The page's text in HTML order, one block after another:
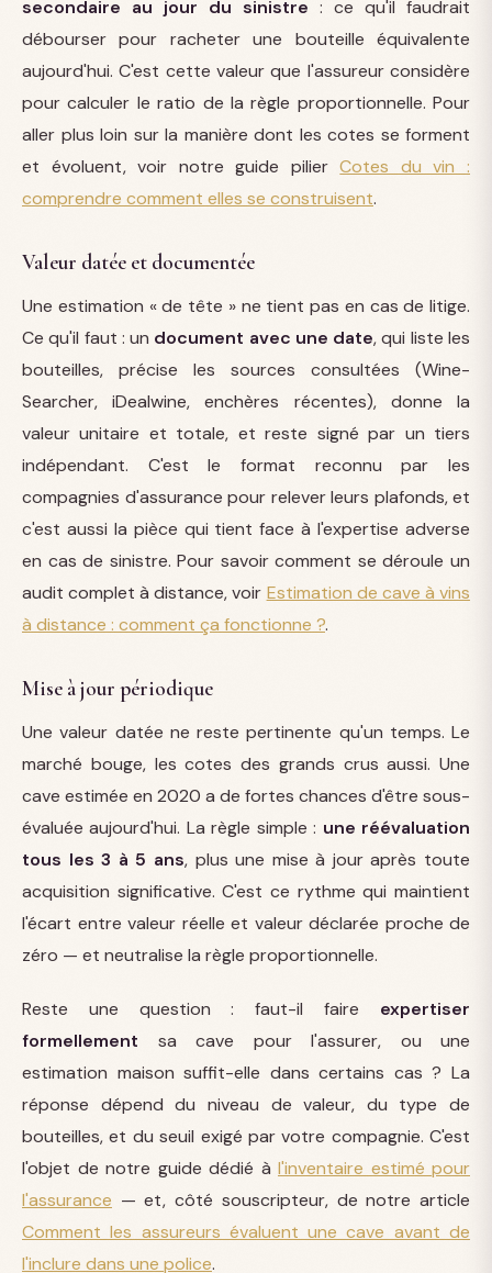
secondaire au jour du sinistre : ce qu'il faudrait
débourser pour racheter une bouteille équivalente
aujourd'hui. C'est cette valeur que l'assureur considère
pour calculer le ratio de la règle proportionnelle. Pour
aller plus loin sur la manière dont les cotes se forment
et évoluent, voir notre guide pilierCotes du vin :
comprendre comment elles se construisent.
Valeur datée et documentée
Une estimation « de tête » ne tient pas en cas de litige.
Ce qu'il faut : un document avec une date, qui liste les
bouteilles, précise les sources consultées (Wine-
Searcher, iDealwine, enchères récentes), donne la
valeur unitaire et totale, et reste signé par un tiers
indépendant. C'est le format reconnu par les
compagnies d'assurance pour relever leurs plafonds, et
c'est aussi la pièce qui tient face à l'expertise adverse
en cas de sinistre. Pour savoir comment se déroule un
audit complet à distance, voir Estimation de cave à vins
à distance : comment ça fonctionne ?.
Mise à jour périodique
Une valeur datée ne reste pertinente qu'un temps. Le
marché bouge, les cotes des grands crus aussi. Une
cave estimée en 2020 a de fortes chances d'être sous-
évaluée aujourd'hui. La règle simple : une réévaluation
tous les 3 à 5 ans, plus une mise à jour après toute
acquisition significative. C'est ce rythme qui maintient
l'écart entre valeur réelle et valeur déclarée proche de
zéro — et neutralise la règle proportionnelle.
Reste une question : faut-il faire expertiser
formellement sa cave pour l'assurer, ou une
estimation maison suffit-elle dans certains cas ? La
réponse dépend du niveau de valeur, du type de
bouteilles, et du seuil exigé par votre compagnie. C'est
l'objet de notre guide dédié à l'inventaire estimé pour
l'assurance — et, côté souscripteur, de notre article
Comment les assureurs évaluent une cave avant de
l'inclure dans une police.